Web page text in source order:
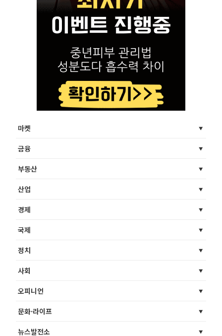
마켓
금융
부동산
산업
경제
국제
정치
사회
오피니언
문화·라이프
뉴스발전소